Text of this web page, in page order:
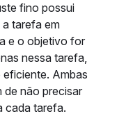
fino possui
tarefa em
e o objetivo for
nessa tarefa,
Ambas
de não precisar
cada tarefa.